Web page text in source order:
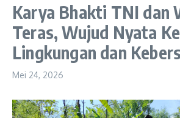
Karya Bhakti TNI dan
Teras, Wujud Nyata
Lingkungan dan
Mei 24, 2026